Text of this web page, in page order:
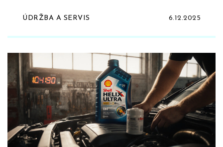
ÚDRŽBA A SERVIS 6.12.2025